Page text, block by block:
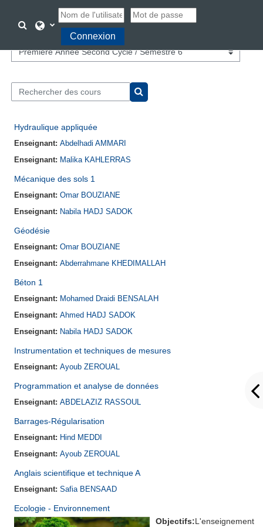
Activer/désactiver la saisie de recherche
Connexion
Catégories de cours
Rechercher des cours
Rechercher des cours
Hydraulique appliquée
Enseignant:Abdelhadi AMMARI
Enseignant: Malika KAHLERRAS
Mécanique des sols 1
Enseignant:Omar BOUZIANE
Enseignant: Nabila HADJ SADOK
Géodésie
Enseignant:Omar BOUZIANE
Enseignant:Abderrahmane KHEDIMALLAH
Béton 1
Enseignant: Mohamed Draidi BENSALAH
Enseignant:Ahmed HADJ SADOK
Enseignant: Nabila HADJ SADOK
Instrumentation et techniques de mesures
Enseignant:Ayoub ZEROUAL
Programmation et analyse de données
Enseignant:ABDELAZIZ RASSOUL
Barrages-Régularisation
Enseignant: Hind MEDDI
Enseignant:Ayoub ZEROUAL
Anglais scientifique et technique A
Enseignant:Safia BENSAAD
Ecologie - Environnement
Objectifs:L'enseignement